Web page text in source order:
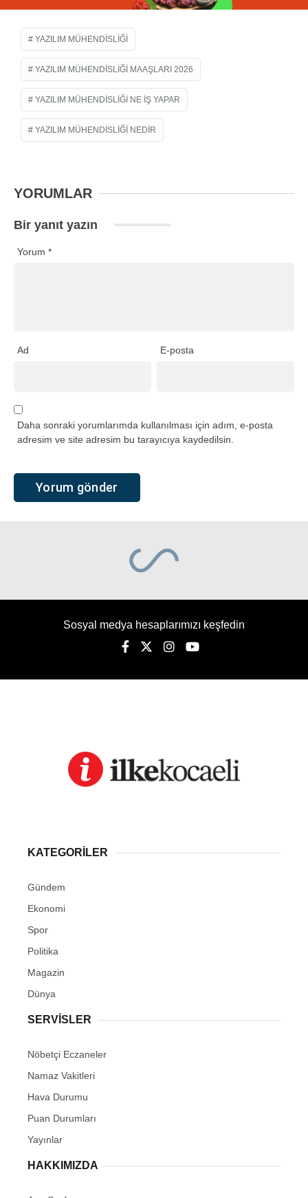
YAZILIM MÜHENDISLIĞI
YAZILIM MÜHENDISLIĞI MAAŞLARI 2026
YAZILIM MÜHENDISLIĞI NE IŞ YAPAR
YAZILIM MÜHENDISLIĞI NEDIR
YORUMLAR
Bir yanıt yazın
Yorum *
Ad E-posta
Daha sonraki yorumlarımda kullanılması için adım, e-posta
adresim ve site adresim bu tarayıcıya kaydedilsin.
Sosyal medya hesaplarımızı keşfedin
KATEGORİLER
Gündem
Ekonomi
Spor
Politika
Magazin
Dünya
SERVİSLER
Nöbetçi Eczaneler
Namaz Vakitleri
Hava Durumu
Puan Durumları
Yayınlar
HAKKIMIZDA